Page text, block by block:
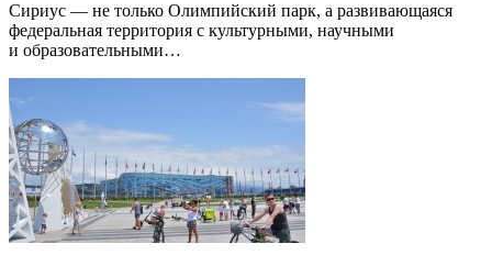
Сириус — не только Олимпийский парк, а развивающаяся
федеральная территория с культурными, научными
и образовательными…